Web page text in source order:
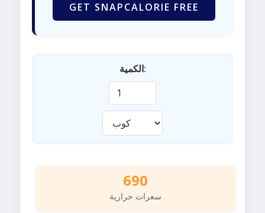
GET SNAPCALORIE FREE
الكمية:
690
سعرات حرارية